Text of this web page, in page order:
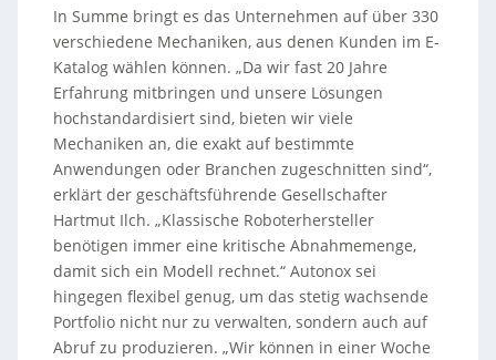
In Summe bringt es das Unternehmen auf über 330
verschiedene Mechaniken, aus denen Kunden im E-
Katalog wählen können. „Da wir fast 20 Jahre
Erfahrung mitbringen und unsere Lösungen
hochstandardisiert sind, bieten wir viele
Mechaniken an, die exakt auf bestimmte
Anwendungen oder Branchen zugeschnitten sind“,
erklärt der geschäftsführende Gesellschafter
Hartmut Ilch. „Klassische Roboterhersteller
benötigen immer eine kritische Abnahmemenge,
damit sich ein Modell rechnet.“ Autonox sei
hingegen flexibel genug, um das stetig wachsende
Portfolio nicht nur zu verwalten, sondern auch auf
Abruf zu produzieren. „Wir können in einer Woche